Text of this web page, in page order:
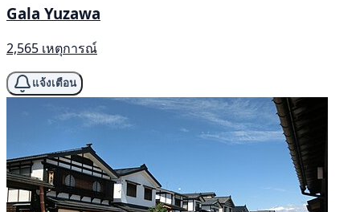
Gala Yuzawa
2,565 เหตุการณ์
แจ้งเตือน